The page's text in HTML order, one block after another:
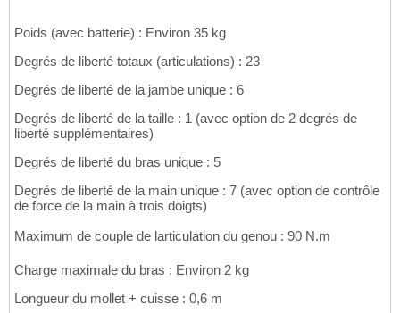
Poids (avec batterie) : Environ 35 kg
Degrés de liberté totaux (articulations) : 23
Degrés de liberté de la jambe unique : 6
Degrés de liberté de la taille : 1 (avec option de 2 degrés de
liberté supplémentaires)
Degrés de liberté du bras unique : 5
Degrés de liberté de la main unique : 7 (avec option de contrôle
de force de la main à trois doigts)
Maximum de couple de larticulation du genou : 90 N.m
Charge maximale du bras : Environ 2 kg
Longueur du mollet + cuisse : 0,6 m